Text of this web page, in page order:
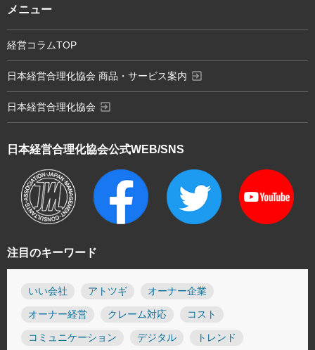
注目のキーワード
いい会社 アトツギ オーナー企業
オーナー経営 クレーム対応 コスト
コミュニケーション デジタル トレンド
日本経営合理化協会公式WEB/SNS
メニュー
経営コラムTOP
日本経営合理化協会 商品・サービス案内 exit_to_app
日本経営合理化協会 exit_to_app